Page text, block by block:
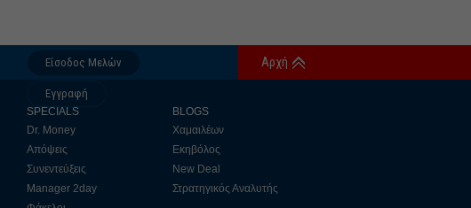
Είσοδος Μελών
Εγγραφή
Αρχή
SPECIALS
Dr. Money
Απόψεις
Συνεντεύξεις
Manager 2day
BLOGS
Χαμαιλέων
Εκηβόλος
New Deal
Στρατηγικός Αναλυτής